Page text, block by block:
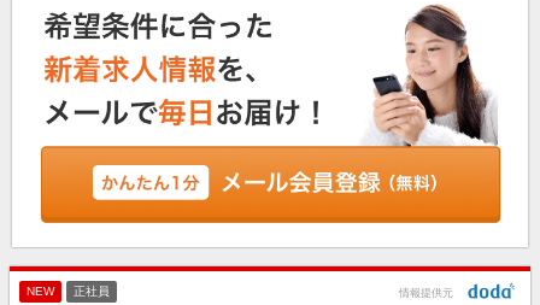
NEW 正社員 情報提供元